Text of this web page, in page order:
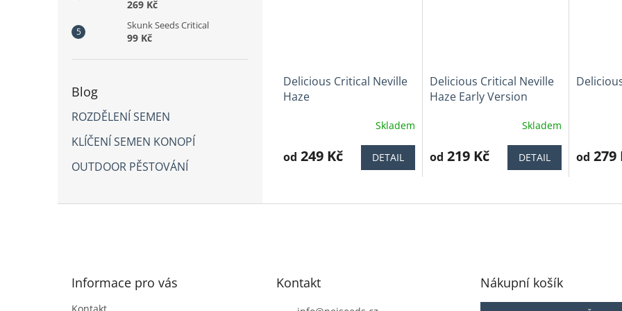
269 Kč
Skunk Seeds Critical
99 Kč
Blog
ROZDĚLENÍ SEMEN
KLÍČENÍ SEMEN KONOPÍ
OUTDOOR PĚSTOVÁNÍ
Delicious Critical Neville
Haze
produktu
5
Skladem
od 249 Kč DETAIL
Delicious Critical Neville
Haze Early Version
produktu
5
Skladem
od 219 Kč DETAIL
produktu
5
od 279
Informace pro vás Kontakt Nákupní košík